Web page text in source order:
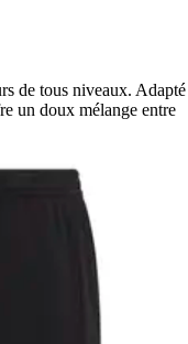
de tous niveaux. Adapté
un doux mélange entre